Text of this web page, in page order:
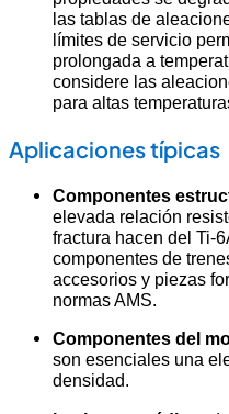
las tablas de
límites de servicio
prolongada a
considere las
para altas
Aplicaciones típicas
Componentes
elevada relación
fractura hacen del Ti-
componentes de
accesorios y piezas
normas AMS.
Componentes del
son esenciales una
densidad.